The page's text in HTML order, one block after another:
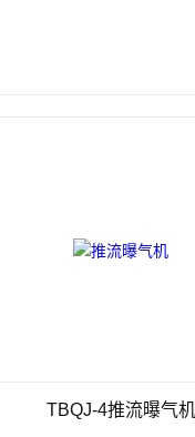
TBQJ-4推流曝气机